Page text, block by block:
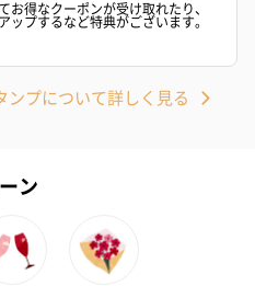
お得なクーポンが受け取れたり、
ップするなど特典がございます。
ンプについて詳しく見る
ン